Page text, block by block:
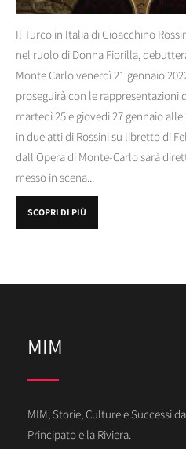
Il Turco in Italia di Gioacchino
nel ruolo di Donna Fiorilla,
Monte Carlo venerdì 21 gennaio
proseguirà con le rappresentazioni
martedì 25 e giovedì 27 gennaio
in due atti di Rossini su libretto di
dall'Opera di Monte-Carlo sarà
messo in scena...
SCOPRI DI PIÙ
MIM
MIM, Storie, Culture e Successi
Principato e la Riviera.